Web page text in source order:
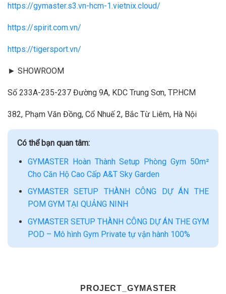
https://gymaster.s3.vn-hcm-1.vietnix.cloud/
https://spirit.com.vn/
https://tigersport.vn/
► SHOWROOM
Số 233A-235-237 Đường 9A, KDC Trung Sơn, TP.HCM
382, Phạm Văn Đồng, Cổ Nhuế 2, Bắc Từ Liêm, Hà Nội
Có thể bạn quan tâm:
GYMASTER Hoàn Thành Setup Phòng Gym 50m²
Cho Căn Hộ Cao Cấp A&T Sky Garden
GYMASTER SETUP THÀNH CÔNG DỰ ÁN THE
POM GYM TẠI QUẢNG NINH
GYMASTER SETUP THÀNH CÔNG DỰ ÁN THE GYM
POD – Mô hình Gym Private tự vận hành 100%
PROJECT_GYMASTER